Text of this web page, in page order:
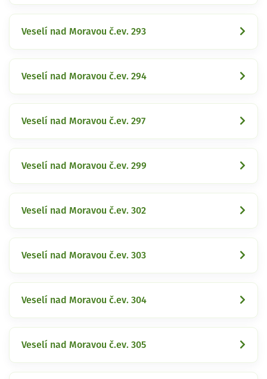
Veselí nad Moravou č.ev. 293
Veselí nad Moravou č.ev. 294
Veselí nad Moravou č.ev. 297
Veselí nad Moravou č.ev. 299
Veselí nad Moravou č.ev. 302
Veselí nad Moravou č.ev. 303
Veselí nad Moravou č.ev. 304
Veselí nad Moravou č.ev. 305